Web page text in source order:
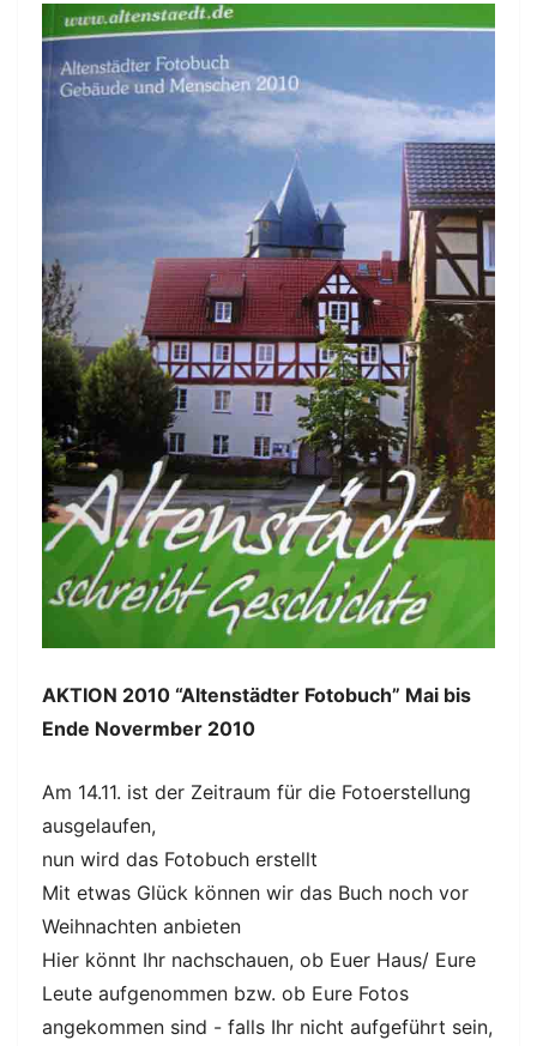
AKTION 2010 “Altenstädter Fotobuch” Mai bis
Ende Novermber 2010
Am 14.11. ist der Zeitraum für die Fotoerstellung
ausgelaufen,
nun wird das Fotobuch erstellt
Mit etwas Glück können wir das Buch noch vor
Weihnachten anbieten
Hier könnt Ihr nachschauen, ob Euer Haus/ Eure
Leute aufgenommen bzw. ob Eure Fotos
angekommen sind - falls Ihr nicht aufgeführt sein,